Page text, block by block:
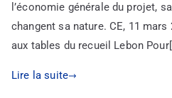
l’économie générale du projet,
changent sa nature. CE, 11 mars
aux tables du recueil Lebon
Lire la suite